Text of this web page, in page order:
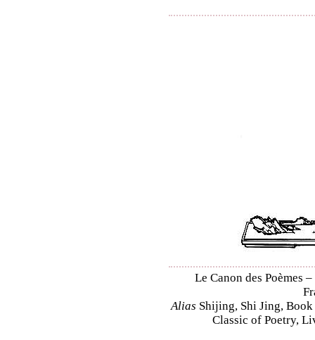
Le Canon des Poèmes
Alias Shijing, Shi Jing,
Classic of Poetry,